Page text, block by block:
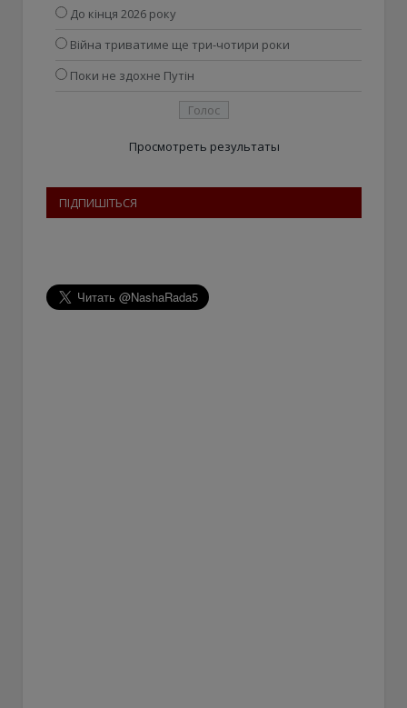
До кінця 2026 року
Війна триватиме ще три-чотири роки
Поки не здохне Путін
Просмотреть результаты
ПІДПИШІТЬСЯ